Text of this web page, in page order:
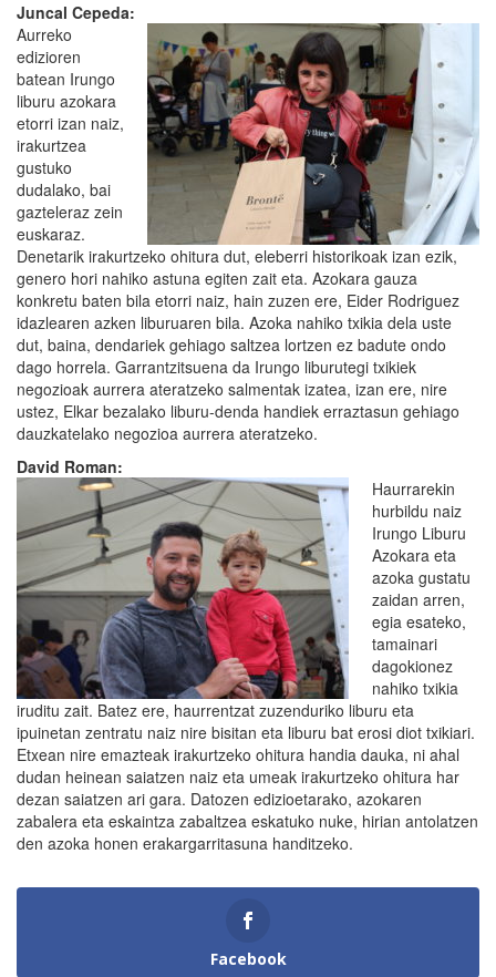
Juncal Cepeda:
Aurreko
edizioren
batean Irungo
liburu azokara
etorri izan naiz,
irakurtzea
gustuko
dudalako, bai
gazteleraz zein
euskaraz.
Denetarik irakurtzeko ohitura dut, eleberri historikoak izan ezik,
genero hori nahiko astuna egiten zait eta. Azokara gauza
konkretu baten bila etorri naiz, hain zuzen ere, Eider Rodriguez
idazlearen azken liburuaren bila. Azoka nahiko txikia dela uste
dut, baina, dendariek gehiago saltzea lortzen ez badute ondo
dago horrela. Garrantzitsuena da Irungo liburutegi txikiek
negozioak aurrera ateratzeko salmentak izatea, izan ere, nire
ustez, Elkar bezalako liburu-denda handiek erraztasun gehiago
dauzkatelako negozioa aurrera ateratzeko.
David Roman:
Haurrarekin
hurbildu naiz
Irungo Liburu
Azokara eta
azoka gustatu
zaidan arren,
egia esateko,
tamainari
dagokionez
nahiko txikia
iruditu zait. Batez ere, haurrentzat zuzenduriko liburu eta
ipuinetan zentratu naiz nire bisitan eta liburu bat erosi diot txikiari.
Etxean nire emazteak irakurtzeko ohitura handia dauka, ni ahal
dudan heinean saiatzen naiz eta umeak irakurtzeko ohitura har
dezan saiatzen ari gara. Datozen edizioetarako, azokaren
zabalera eta eskaintza zabaltzea eskatuko nuke, hirian antolatzen
den azoka honen erakargarritasuna handitzeko.
Facebook